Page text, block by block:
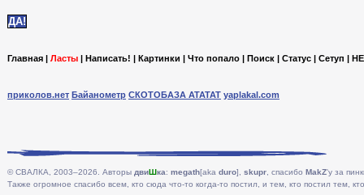
Главная | Ласты | Написать! | Картинки | Что попало | Поиск | Статус | Сетуп |
приколов.нет Байанометр СКОТОБАЗА АТАТАТ yaplakal.com
© СВАЛКА, 2003–2026. Авторы двиШка: megath[aka duro], skupr , спасибо MakZ'у за
Также огромное спасибо всем, кто сюда что-то когда-то постил, и тем, кто постил тем,